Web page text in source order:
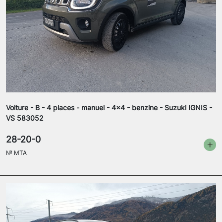
Voiture - B - 4 places - manuel - 4x4 - benzine - Suzuki IGNIS -
VS 583052
28-20-0
№ MTA